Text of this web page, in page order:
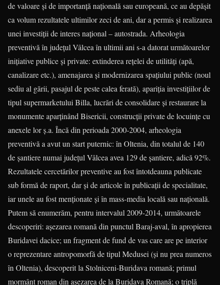
de valoare şi de importanţă naţională sau europeană, ce au depăşit
ca volum rezultatele ultimilor zeci de ani, dar a permis şi realizarea
unei investiţii de interes naţional – autostrada. Arheologia
preventivă în judeţul Vâlcea în ultimii ani s-a datorat următoarelor
iniţiative publice şi private: extinderea reţelei de utilităţi (apă,
canalizare etc.), amenajarea şi modernizarea spaţiului public (noul
sediu al gării, pasajul de peste calea ferată), apariţia investiţiilor de
tipul supermarketului Billa, lucrări de consolidare şi restaurare la
monumente aparţinând Bisericii, construcţii private de locuinţe cu
anexele lor ş.a. Încă din perioada 2000-2004, arheologia
preventivă a avut un start puternic: în Oltenia, din totalul de 140
de şantiere numai judeţul Vâlcea avea 129 de şantiere, adică 92%.
Rezultatele cercetărilor preventive au fost întotdeauna publicate
sub formă de raport, dar şi de articole în publicaţii de specialitate,
iar unele au fost menţionate şi în mass-media locală sau naţională.
Putem să enu­me­răm, pentru intervalul 2009-2014, următoarele
descoperiri: aşezarea romană din punctul Baraj-aval, în apropierea
Buridavei dacice; un fragment de fund de vas care are pe interior
o reprezentare antropomorfă de tipul Medusei (şi nu prea numeros
în Oltenia), descoperit la Stolniceni-Buridava romană; primul
mormânt roman din aşezarea de la Buridava Romană; o triplă